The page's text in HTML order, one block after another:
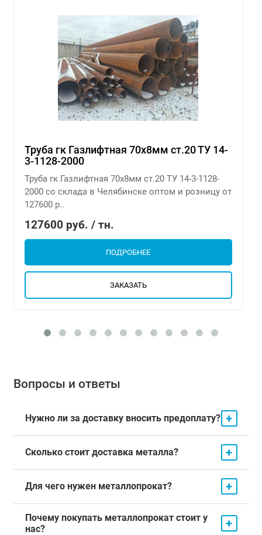
Труба гк Газлифтная 70х8мм ст.20 ТУ 14-
3-1128-2000
Труба гк Газлифтная 70х8мм ст.20 ТУ 14-3-1128-
2000 со склада в Челябинске оптом и розницу от
127600 р..
127600 руб. / тн.
ПОДРОБНЕЕ
ЗАКАЗАТЬ
Вопросы и ответы
Нужно ли за доставку вносить предоплату? +
Сколько стоит доставка металла? +
Для чего нужен металлопрокат? +
Почему покупать металлопрокат стоит у
нас?
+